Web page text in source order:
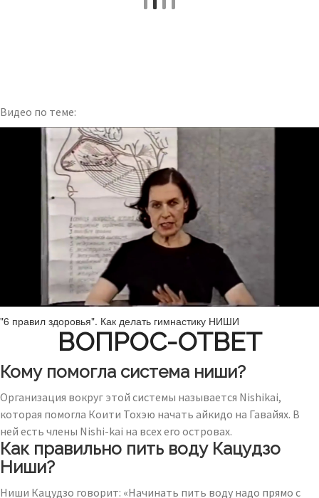
Видео по теме:
"6 правил здоровья". Как делать гимнастику НИШИ
ВОПРОС-ОТВЕТ
Кому помогла система ниши?
Организация вокруг этой системы называется Nishikai,
которая помогла Коити Тохэю начать айкидо на Гавайях. В
ней есть члены Nishi-kai на всех его островах.
Как правильно пить воду Кацудзо
Ниши?
Ниши Кацудзо говорит: «Начинать пить воду надо прямо с